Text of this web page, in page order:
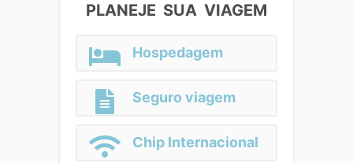
PLANEJE SUA VIAGEM
Hospedagem
Seguro viagem
Chip Internacional